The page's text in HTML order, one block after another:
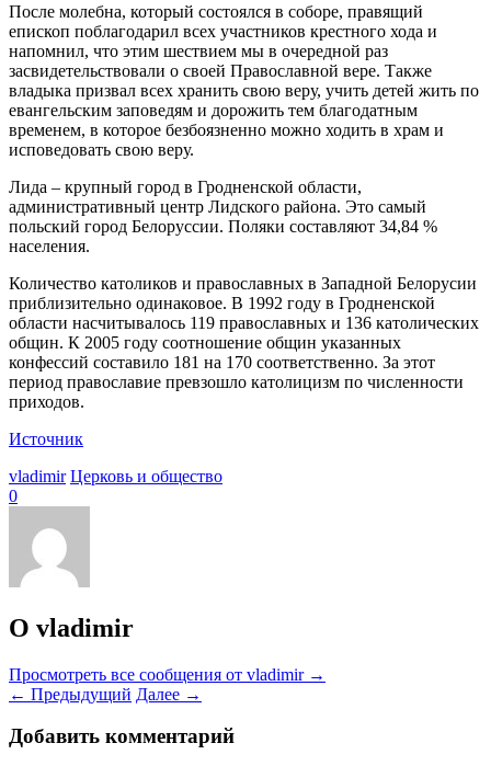
После молебна, который состоялся в соборе, правящий
епископ поблагодарил всех участников крестного хода и
напомнил, что этим шествием мы в очередной раз
засвидетельствовали о своей Православной вере. Также
владыка призвал всех хранить свою веру, учить детей жить по
евангельским заповедям и дорожить тем благодатным
временем, в которое безбоязненно можно ходить в храм и
исповедовать свою веру.
Лида – крупный город в Гродненской области,
административный центр Лидского района. Это самый
польский город Белоруссии. Поляки составляют 34,84 %
населения.
Количество католиков и православных в Западной Белорусии
приблизительно одинаковое. В 1992 году в Гродненской
области насчитывалось 119 православных и 136 католических
общин. К 2005 году соотношение общин указанных
конфессий составило 181 на 170 соответственно. За этот
период православие превзошло католицизм по численности
приходов.
Источник
vladimir Церковь и общество
0
О vladimir
Просмотреть все сообщения от vladimir →
← Предыдущий Далее →
Добавить комментарий